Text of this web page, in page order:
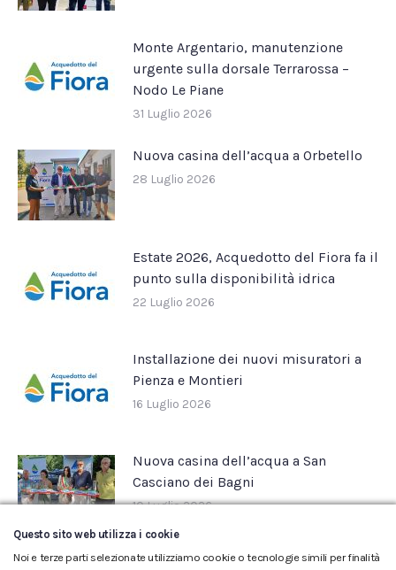
Monte Argentario, manutenzione
urgente sulla dorsale Terrarossa –
Nodo Le Piane
31 Luglio 2026
Nuova casina dell’acqua a Orbetello
28 Luglio 2026
Estate 2026, Acquedotto del Fiora fa il
punto sulla disponibilità idrica
22 Luglio 2026
Installazione dei nuovi misuratori a
Pienza e Montieri
16 Luglio 2026
Nuova casina dell’acqua a San
Casciano dei Bagni
10 Luglio 2026
Questo sito web utilizza i cookie
Noi e terze parti selezionate utilizziamo cookie o tecnologie simili per finalità